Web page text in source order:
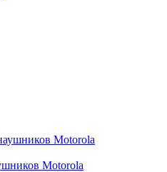
Motorola